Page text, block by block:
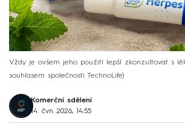
Vždy je ovšem jeho použití lepší zkonzultovat s
souhlasem společnosti TechnoLife
Komerční sdělení
14. čvn 2026, 14:55